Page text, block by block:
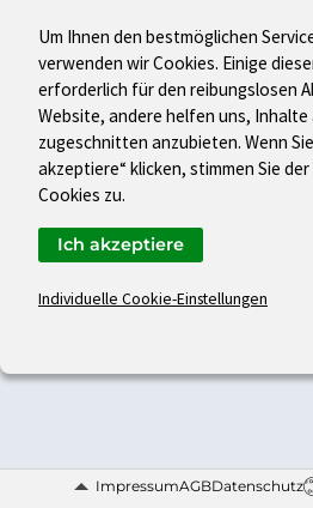
ImpressumAGBDatenschutz
Um Ihnen den bestmöglichen
verwenden wir Cookies. Einige
erforderlich für den reibungslosen
Website, andere helfen uns, Inhalte
zugeschnitten anzubieten. Wenn
akzeptiere“ klicken, stimmen Sie
Cookies zu.
Individuelle Cookie-Einstellungen
Ich akzeptiere